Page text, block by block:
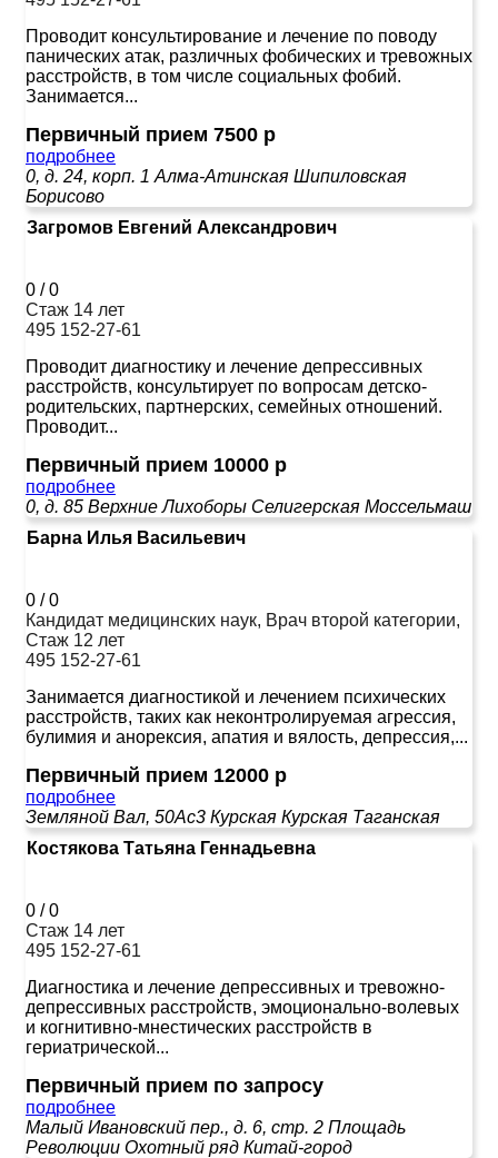
Проводит консультирование и лечение по поводу
панических атак, различных фобических и тревожных
расстройств, в том числе социальных фобий.
Занимается...
Первичный прием 7500 р
подробнее
0, д. 24, корп. 1 Алма-Атинская Шипиловская
Борисово
Загромов Евгений Александрович
0 /0
Стаж 14 лет
495 152-27-61
Проводит диагностику и лечение депрессивных
расстройств, консультирует по вопросам детско-
родительских, партнерских, семейных отношений.
Проводит...
Первичный прием 10000 р
подробнее
0, д. 85 Верхние Лихоборы Селигерская Моссельмаш
Барна Илья Васильевич
0 /0
Кандидат медицинских наук, Врач второй категории,
Стаж 12 лет
495 152-27-61
Занимается диагностикой и лечением психических
расстройств, таких как неконтролируемая агрессия,
булимия и анорексия, апатия и вялость, депрессия,...
Первичный прием 12000 р
подробнее
Земляной Вал, 50Ас3 Курская Курская Таганская
Костякова Татьяна Геннадьевна
0 /0
Стаж 14 лет
495 152-27-61
Диагностика и лечение депрессивных и тревожно-
депрессивных расстройств, эмоционально-волевых
и когнитивно-мнестических расстройств в
гериатрической...
Первичный прием по запросу
подробнее
Малый Ивановский пер., д. 6, стр. 2 Площадь
Революции Охотный ряд Китай-город